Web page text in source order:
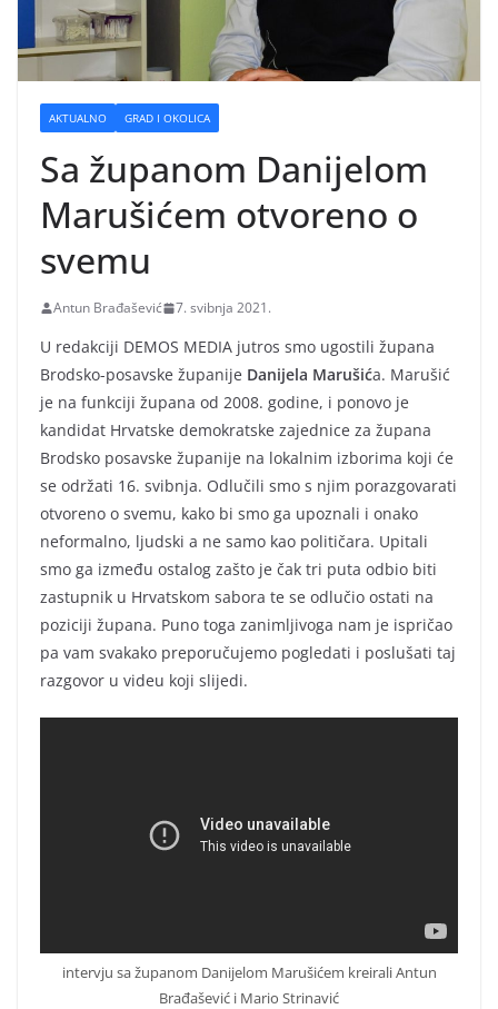
AKTUALNO GRAD I OKOLICA
Sa županom Danijelom
Marušićem otvoreno o
svemu
Antun Brađašević 7. svibnja 2021.
U redakciji DEMOS MEDIA jutros smo ugostili župana
Brodsko-posavske županije Danijela Marušića. Marušić
je na funkciji župana od 2008. godine, i ponovo je
kandidat Hrvatske demokratske zajednice za župana
Brodsko posavske županije na lokalnim izborima koji će
se održati 16. svibnja. Odlučili smo s njim porazgovarati
otvoreno o svemu, kako bi smo ga upoznali i onako
neformalno, ljudski a ne samo kao političara. Upitali
smo ga između ostalog zašto je čak tri puta odbio biti
zastupnik u Hrvatskom sabora te se odlučio ostati na
poziciji župana. Puno toga zanimljivoga nam je ispričao
pa vam svakako preporučujemo pogledati i poslušati taj
razgovor u videu koji slijedi.
intervju sa županom Danijelom Marušićem kreirali Antun
Brađašević i Mario Strinavić